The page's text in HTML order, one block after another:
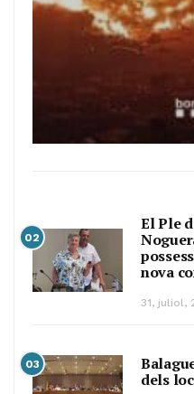
02
El Ple
nova
31, juliol,
03
dels